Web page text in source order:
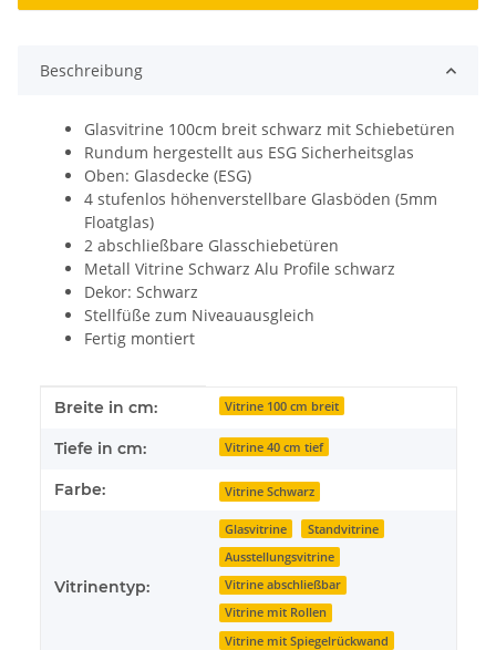
Beschreibung
Glasvitrine 100cm breit schwarz mit Schiebetüren
Rundum hergestellt aus ESG Sicherheitsglas
Oben: Glasdecke (ESG)
4 stufenlos höhenverstellbare Glasböden (5mm
Floatglas)
2 abschließbare Glasschiebetüren
Metall Vitrine Schwarz Alu Profile schwarz
Dekor: Schwarz
Stellfüße zum Niveauausgleich
Fertig montiert
Produkteigenschaft
Wert
Breite in cm: Vitrine 100 cm breit
Tiefe in cm: Vitrine 40 cm tief
Farbe: Vitrine Schwarz
Vitrinentyp:
Glasvitrine
Standvitrine
Ausstellungsvitrine
Vitrine abschließbar
Vitrine mit Rollen
Vitrine mit Spiegelrückwand